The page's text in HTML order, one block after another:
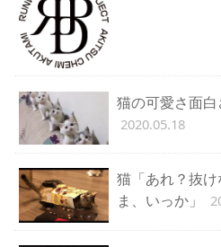
猫の可愛さ面
2020.05.18
猫「あれ？抜け
ま、いっか」